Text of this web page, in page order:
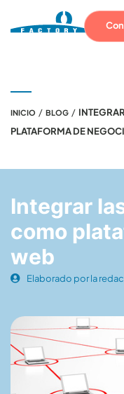
INICIO / BLOG /
PLATAFORMA DE
Integrar
como
web
Elaborado por la